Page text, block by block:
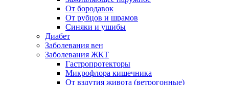
От бородавок
От рубцов и шрамов
Синяки и ушибы
Диабет
Заболевания вен
Заболевания ЖКТ
Гастропротекторы
Микрофлора кишечника
От вздутия живота (ветрогонные)